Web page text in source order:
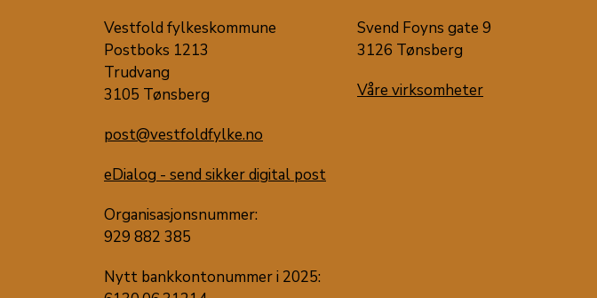
Vestfold fylkeskommune
Postboks 1213
Trudvang
3105 Tønsberg
post@vestfoldfylke.no
eDialog - send sikker digital post
Organisasjonsnummer:
929 882 385
Nytt bankkontonummer i 2025:
Svend Foyns gate 9
3126 Tønsberg
Våre virksomheter